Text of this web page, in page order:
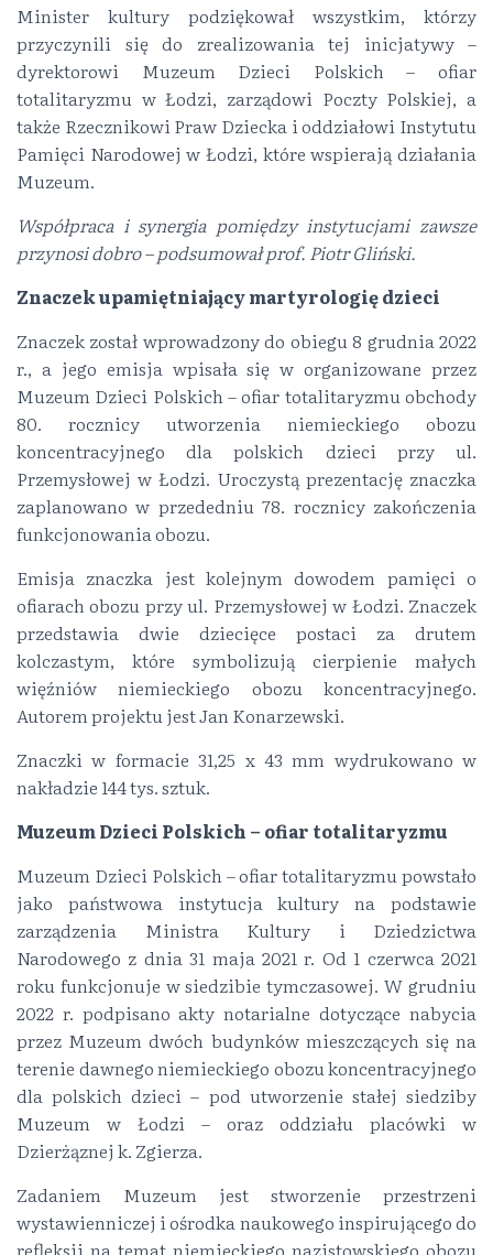
Minister kultury podziękował wszystkim, którzy
przyczynili się do zrealizowania tej inicjatywy –
dyrektorowi Muzeum Dzieci Polskich – ofiar
totalitaryzmu w Łodzi, zarządowi Poczty Polskiej, a
także Rzecznikowi Praw Dziecka i oddziałowi Instytutu
Pamięci Narodowej w Łodzi, które wspierają działania
Muzeum.
Współpraca i synergia pomiędzy instytucjami zawsze
przynosi dobro – podsumował prof. Piotr Gliński.
Znaczek upamiętniający martyrologię dzieci
Znaczek został wprowadzony do obiegu 8 grudnia 2022
r., a jego emisja wpisała się w organizowane przez
Muzeum Dzieci Polskich – ofiar totalitaryzmu obchody
80. rocznicy utworzenia niemieckiego obozu
koncentracyjnego dla polskich dzieci przy ul.
Przemysłowej w Łodzi. Uroczystą prezentację znaczka
zaplanowano w przededniu 78. rocznicy zakończenia
funkcjonowania obozu.
Emisja znaczka jest kolejnym dowodem pamięci o
ofiarach obozu przy ul. Przemysłowej w Łodzi. Znaczek
przedstawia dwie dziecięce postaci za drutem
kolczastym, które symbolizują cierpienie małych
więźniów niemieckiego obozu koncentracyjnego.
Autorem projektu jest Jan Konarzewski.
Znaczki w formacie 31,25 x 43 mm wydrukowano w
nakładzie 144 tys. sztuk.
Muzeum Dzieci Polskich – ofiar totalitaryzmu
Muzeum Dzieci Polskich – ofiar totalitaryzmu powstało
jako państwowa instytucja kultury na podstawie
zarządzenia Ministra Kultury i Dziedzictwa
Narodowego z dnia 31 maja 2021 r. Od 1 czerwca 2021
roku funkcjonuje w siedzibie tymczasowej. W grudniu
2022 r. podpisano akty notarialne dotyczące nabycia
przez Muzeum dwóch budynków mieszczących się na
terenie dawnego niemieckiego obozu koncentracyjnego
dla polskich dzieci – pod utworzenie stałej siedziby
Muzeum w Łodzi – oraz oddziału placówki w
Dzierżąznej k. Zgierza.
Zadaniem Muzeum jest stworzenie przestrzeni
wystawienniczej i ośrodka naukowego inspirującego do
refleksji na temat niemieckiego nazistowskiego obozu